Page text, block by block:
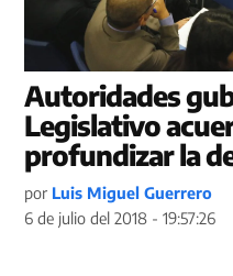
Autoridades
Legislativo
profundizar la
por Luis Miguel Guerrero
6 de julio del 2018 - 19:57:26